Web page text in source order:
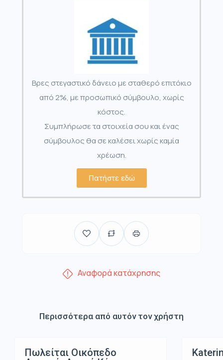
Βρες στεγαστικό δάνειο με σταθερό επιτόκιο
από 2%, με προσωπικό σύμβουλο, χωρίς
κόστος.
Συμπλήρωσε τα στοιχεία σου και ένας
σύμβουλος θα σε καλέσει χωρίς καμία
χρέωση.
Πατήστε εδώ
Αναφορά κατάχρησης
Περισσότερα από αυτόν τον χρήστη
Πώληση
Πωλείται Οικόπεδο